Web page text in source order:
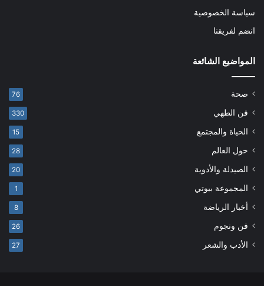
سياسة الخصوصية
انضم لفريقنا
المواضيع الشائعة
صحة 76
فن الطهي 330
الحياة والمجتمع 15
حول العالم 28
الصيدلة والأدوية 20
المجموعة بيوتي 1
أخبار الرياضة 8
فن ونجوم 26
الأدب والشعر 27